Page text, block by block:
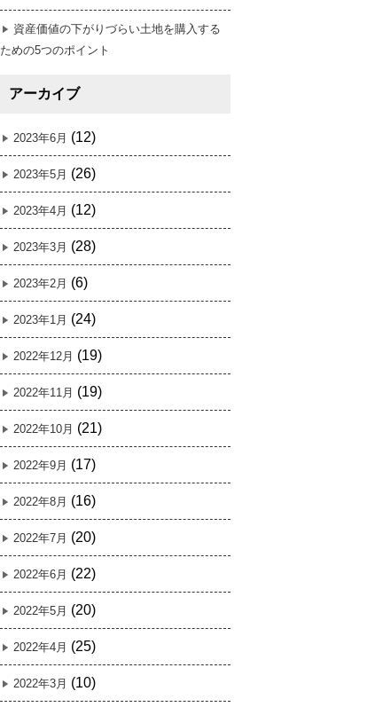
資産価値の下がりづらい土地を購入する
ための5つのポイント
アーカイブ
2023年6月 (12)
2023年5月 (26)
2023年4月 (12)
2023年3月 (28)
2023年2月 (6)
2023年1月 (24)
2022年12月 (19)
2022年11月 (19)
2022年10月 (21)
2022年9月 (17)
2022年8月 (16)
2022年7月 (20)
2022年6月 (22)
2022年5月 (20)
2022年4月 (25)
2022年3月 (10)